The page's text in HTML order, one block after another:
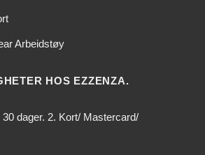
Arbeidstøy
HOS EZZENZA.
30 dager. 2. Kort/ Mastercard/